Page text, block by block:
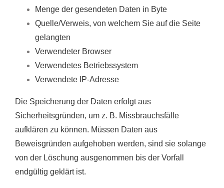
Menge der gesendeten Daten in Byte
Quelle/Verweis, von welchem Sie auf die Seite
gelangten
Verwendeter Browser
Verwendetes Betriebssystem
Verwendete IP-Adresse
Die Speicherung der Daten erfolgt aus
Sicherheitsgründen, um z. B. Missbrauchsfälle
aufklären zu können. Müssen Daten aus
Beweisgründen aufgehoben werden, sind sie solange
von der Löschung ausgenommen bis der Vorfall
endgültig geklärt ist.